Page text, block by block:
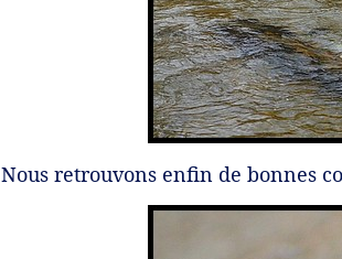
Nous retrouvons enfin de bonnes